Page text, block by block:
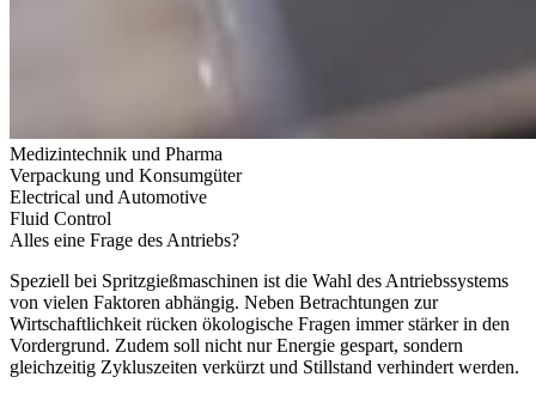
Medizintechnik und Pharma
Verpackung und Konsumgüter
Electrical und Automotive
Fluid Control
Alles eine Frage des Antriebs?
Speziell bei Spritzgießmaschinen ist die Wahl des Antriebssystems
von vielen Faktoren abhängig. Neben Betrachtungen zur
Wirtschaftlichkeit rücken ökologische Fragen immer stärker in den
Vordergrund. Zudem soll nicht nur Energie gespart, sondern
gleichzeitig Zykluszeiten verkürzt und Stillstand verhindert werden.